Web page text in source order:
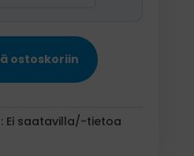
ostoskoriin
Ei saatavilla/-tietoa